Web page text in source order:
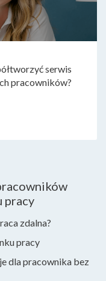
serwis
pracowników?
pracy
zdalna?
pracy
dla pracownika bez